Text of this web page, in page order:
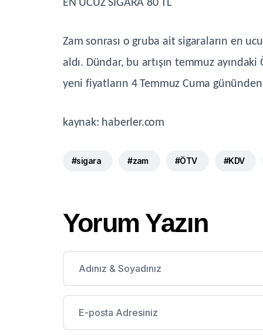
EN UCUZ SİGARA 80 TL
Zam sonrası o gruba ait sigaraların en
aldı. Dündar, bu artışın temmuz
yeni fiyatların 4 Temmuz Cuma
kaynak: haberler.com
#sigara #zam #ÖTV #KDV
Yorum Yazın